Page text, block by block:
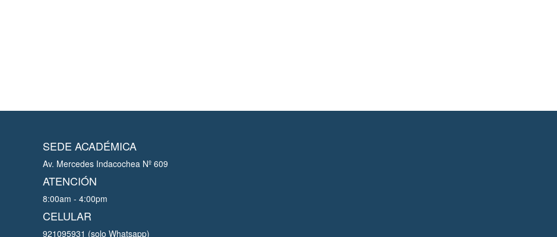
SEDE ACADÉMICA
Av. Mercedes Indacochea Nº 609
ATENCIÓN
8:00am - 4:00pm
CELULAR
921095931 (solo Whatsapp)